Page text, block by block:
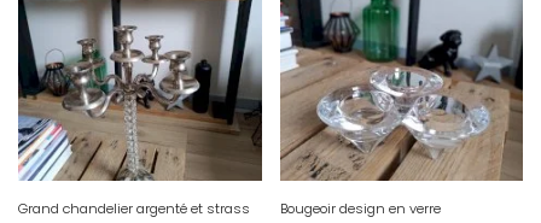
Grand chandelier argenté et strass Bougeoir design en verre